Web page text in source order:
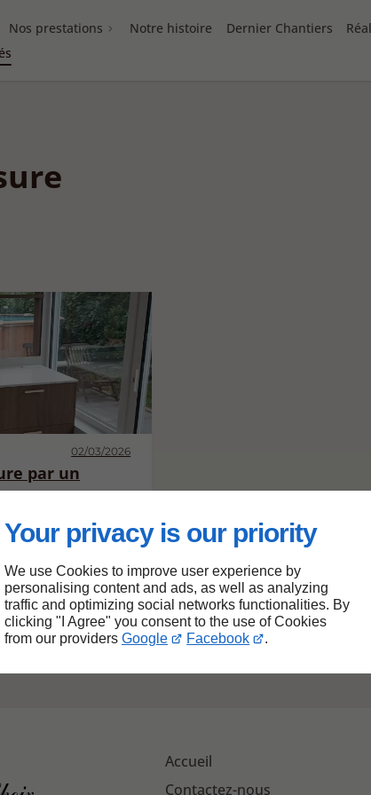
Your privacy is our priority
We use Cookies to improve user experience by
personalising content and ads, as well as analyzing
traffic and optimizing social networks functionalities. By
clicking "I Agree" you consent to the use of Cookies
from our providers Google Facebook .
Nos prestations Notre histoire Dernier Chantiers
02/03/2026
par un
comme le cœur
prépare des
et où l'on
Pour cette
choisissent de
de cuisines
un
explore en
Accueil
Contactez-nous